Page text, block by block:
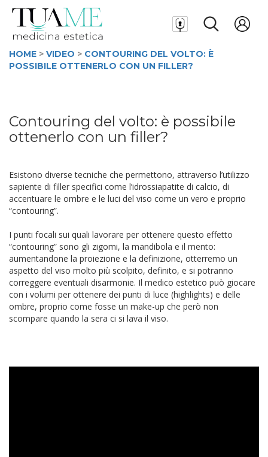
HOME > VIDEO > CONTOURING DEL VOLTO: È
POSSIBILE OTTENERLO CON UN FILLER?
Contouring del volto: è possibile
ottenerlo con un filler?
Esistono diverse tecniche che permettono, attraverso l’utilizzo
sapiente di filler specifici come l’idrossiapatite di calcio, di
accentuare le ombre e le luci del viso come un vero e proprio
“contouring”.
I punti focali sui quali lavorare per ottenere questo effetto
“contouring” sono gli zigomi, la mandibola e il mento:
aumentandone la proiezione e la definizione, otterremo un
aspetto del viso molto più scolpito, definito, e si potranno
correggere eventuali disarmonie. Il medico estetico può giocare
con i volumi per ottenere dei punti di luce (highlights) e delle
ombre, proprio come fosse un make-up che però non
scompare quando la sera ci si lava il viso.